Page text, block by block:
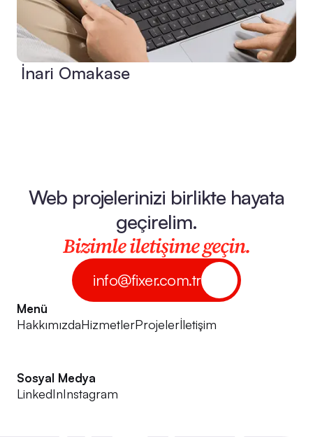
İnari Omakase
Web projelerinizi birlikte hayata
geçirelim.
Bizimle iletişime geçin.
info@fixer.com.tr
Menü
HakkımızdaHizmetlerProjelerİletişim
Sosyal Medya
LinkedInInstagram